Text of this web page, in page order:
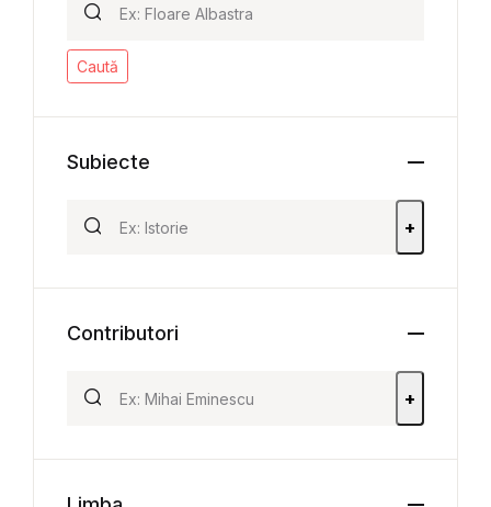
Caută
Subiecte
+
Contributori
+